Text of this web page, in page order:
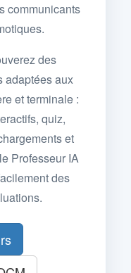
communicants
des
adaptées aux
et terminale :
quiz,
et
Professeur IA
des